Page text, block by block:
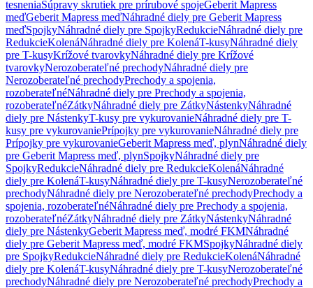
tesneniaSúpravy skrutiek pre prírubové spojeGeberit Mapress
meďGeberit Mapress meďNáhradné diely pre Geberit Mapress
meďSpojkyNáhradné diely pre SpojkyRedukcieNáhradné diely pre
RedukcieKolenáNáhradné diely pre KolenáT-kusyNáhradné diely
pre T-kusyKrížové tvarovkyNáhradné diely pre Krížové
tvarovkyNerozoberateľné prechodyNáhradné diely pre
Nerozoberateľné prechodyPrechody a spojenia,
rozoberateľnéNáhradné diely pre Prechody a spojenia,
rozoberateľnéZátkyNáhradné diely pre ZátkyNástenkyNáhradné
diely pre NástenkyT-kusy pre vykurovanieNáhradné diely pre T-
kusy pre vykurovaniePrípojky pre vykurovanieNáhradné diely pre
Prípojky pre vykurovanieGeberit Mapress meď, plynNáhradné diely
pre Geberit Mapress meď, plynSpojkyNáhradné diely pre
SpojkyRedukcieNáhradné diely pre RedukcieKolenáNáhradné
diely pre KolenáT-kusyNáhradné diely pre T-kusyNerozoberateľné
prechodyNáhradné diely pre Nerozoberateľné prechodyPrechody a
spojenia, rozoberateľnéNáhradné diely pre Prechody a spojenia,
rozoberateľnéZátkyNáhradné diely pre ZátkyNástenkyNáhradné
diely pre NástenkyGeberit Mapress meď, modré FKMNáhradné
diely pre Geberit Mapress meď, modré FKMSpojkyNáhradné diely
pre SpojkyRedukcieNáhradné diely pre RedukcieKolenáNáhradné
diely pre KolenáT-kusyNáhradné diely pre T-kusyNerozoberateľné
prechodyNáhradné diely pre Nerozoberateľné prechodyPrechody a